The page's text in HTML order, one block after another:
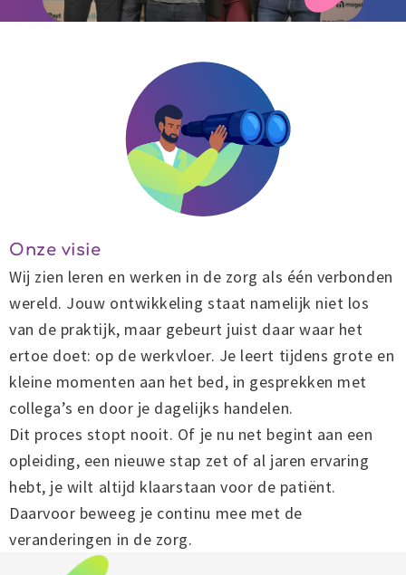
Onze visie
Wij zien leren en werken in de zorg als één verbonden
wereld. Jouw ontwikkeling staat namelijk niet los
van de praktijk, maar gebeurt juist daar waar het
ertoe doet: op de werkvloer. Je leert tijdens grote en
kleine momenten aan het bed, in gesprekken met
collega’s en door je dagelijks handelen.
Dit proces stopt nooit. Of je nu net begint aan een
opleiding, een nieuwe stap zet of al jaren ervaring
hebt, je wilt altijd klaarstaan voor de patiënt.
Daarvoor beweeg je continu mee met de
veranderingen in de zorg.